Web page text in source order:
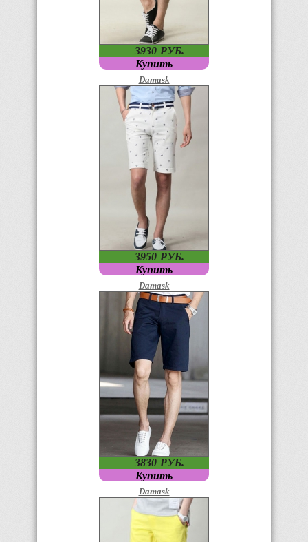
Купить
3930 PУБ.
Damask
Купить
3950 PУБ.
Damask
Купить
3830 PУБ.
Damask